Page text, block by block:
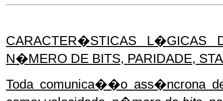
CARACTER�STICAS L�GICAS
N�MERO DE BITS, PARIDADE,
Toda comunica��o ass�ncrona